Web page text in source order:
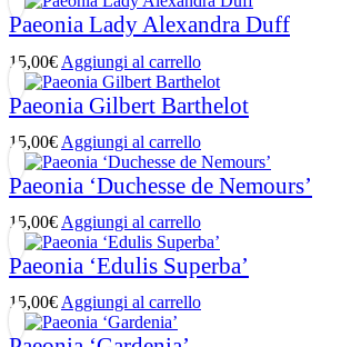
Paeonia Lady Alexandra Duff
15,00€ Aggiungi al carrello
Paeonia Gilbert Barthelot
15,00€ Aggiungi al carrello
Paeonia ‘Duchesse de Nemours’
15,00€ Aggiungi al carrello
Paeonia ‘Edulis Superba’
15,00€ Aggiungi al carrello